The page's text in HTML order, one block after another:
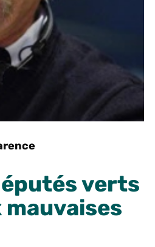
verts